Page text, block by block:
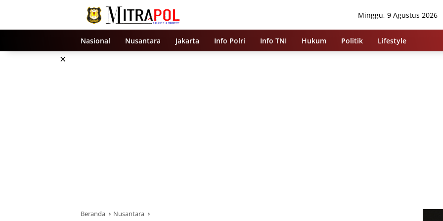
Minggu, 9 Agustus 2026
Nasional Nusantara Jakarta Info Polri Info TNI Hukum Politik Lifestyle
×
Beranda Nusantara